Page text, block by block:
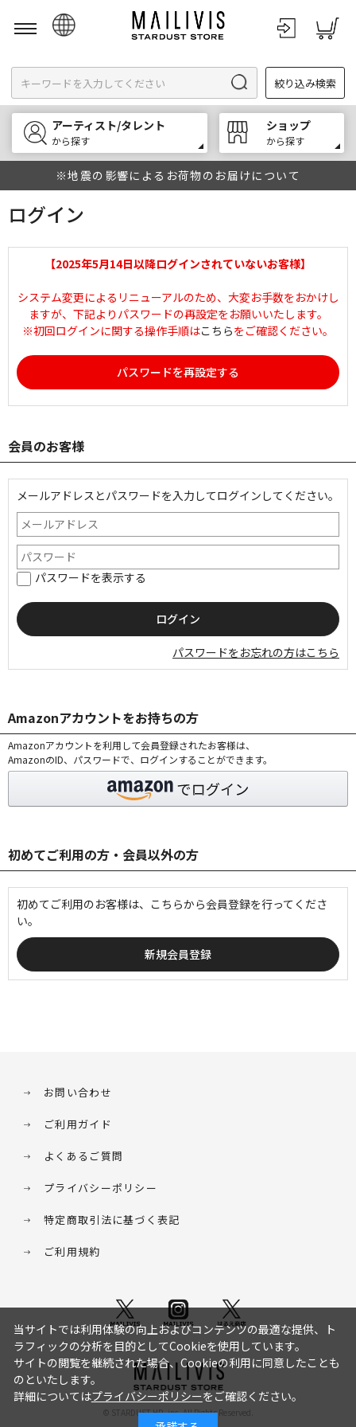
English
한국어
中文
絞り込み検索
アーティスト/タレント
から探す
ショップ
から探す
※地震の影響によるお荷物のお届けについて
ログイン
【2025年5月14日以降ログインされていないお客様】
システム変更によるリニューアルのため、大変お手数をおかけし
ますが、下記よりパスワードの再設定をお願いいたします。
※初回ログインに関する操作手順はこちらをご確認ください。
パスワードを再設定する
会員のお客様
メールアドレスとパスワードを入力してログインしてください。
パスワードを表示する
パスワードをお忘れの方はこちら
Amazonアカウントをお持ちの方
Amazonアカウントを利用して会員登録されたお客様は、
AmazonのID、パスワードで、ログインすることができます。
初めてご利用の方・会員以外の方
初めてご利用のお客様は、こちらから会員登録を行ってくださ
い。
お問い合わせ
ご利用ガイド
よくあるご質問
プライバシーポリシー
特定商取引法に基づく表記
ご利用規約
© STARDUST HD. inc. All Rights Reserved.
当サイトでは利用体験の向上およびコンテンツの最適な提供、ト
ラフィックの分析を目的としてCookieを使用しています。
サイトの閲覧を継続された場合、Cookieの利用に同意したことも
のといたします。
詳細についてはプライバシーポリシーをご確認ください。